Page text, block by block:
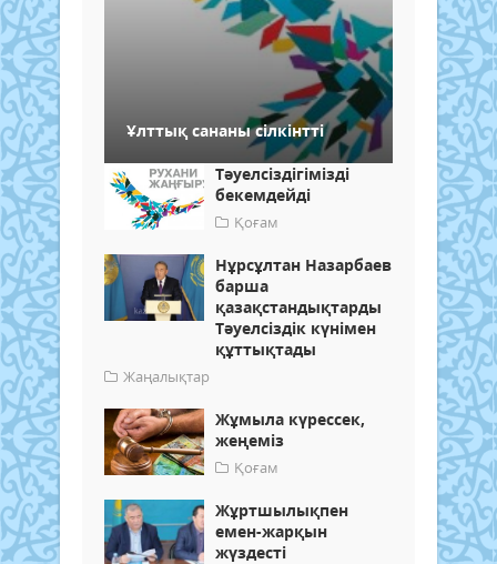
Ұлттық сананы сілкінтті
Тәуелсіздігімізді
бекемдейді
Қоғам
Нұрсұлтан Назарбаев
барша
қазақстандықтарды
Тәуелсіздік күнімен
құттықтады
Жаңалықтар
Жұмыла күрессек,
жеңеміз
Қоғам
Жұртшылықпен
емен-жарқын
жүздесті